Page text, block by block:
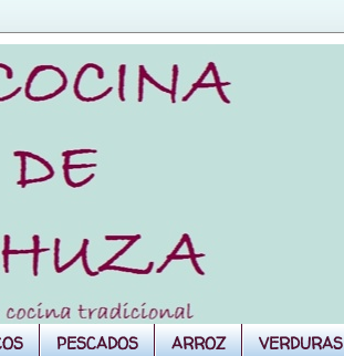
PESCADOS ARROZ VERDURAS